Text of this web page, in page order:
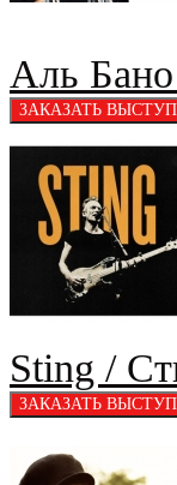
Аль
Sting /